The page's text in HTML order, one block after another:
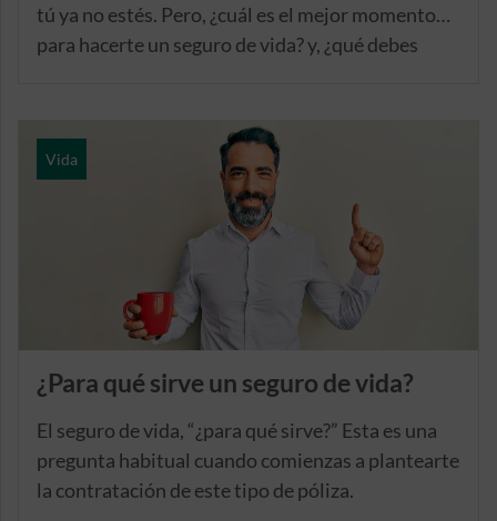
tú ya no estés. Pero, ¿cuál es el mejor momento
para hacerte un seguro de vida? y, ¿qué debes
Vida
¿Para qué sirve un seguro de vida?
El seguro de vida, “¿para qué sirve?” Esta es una
pregunta habitual cuando comienzas a plantearte
la contratación de este tipo de póliza.